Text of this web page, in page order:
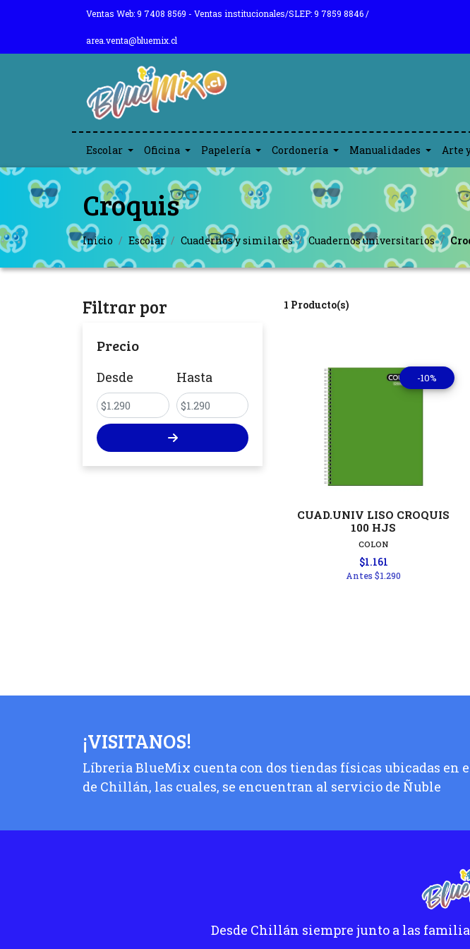
Ventas Web: 9 7408 8569 - Ventas institucionales/SLEP: 9 7859 8846 /
area.venta@bluemix.cl
Escolar Oficina Papelería Cordonería Manualidades Arte
Croquis
Inicio Escolar Cuadernos y similares Cuadernos universitarios
Filtrar por
Precio
Desde Hasta
1 Producto(s)
-10%
CUAD.UNIV LISO CROQUIS
100 HJS
COLON
$1.161
Antes$1.290
¡VISITANOS!
Líbreria BlueMix cuenta con dos tiendas físicas ubicadas en
de Chillán, las cuales, se encuentran al servicio de Ñuble
Desde Chillán siempre junto a las